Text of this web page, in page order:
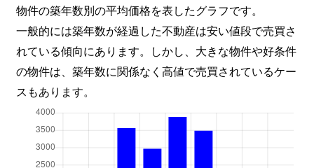
物件の築年数別の平均価格を表したグラフです。
一般的には築年数が経過した不動産は安い値段で売買さ
れている傾向にあります。しかし、大きな物件や好条件
の物件は、築年数に関係なく高値で売買されているケー
スもあります。